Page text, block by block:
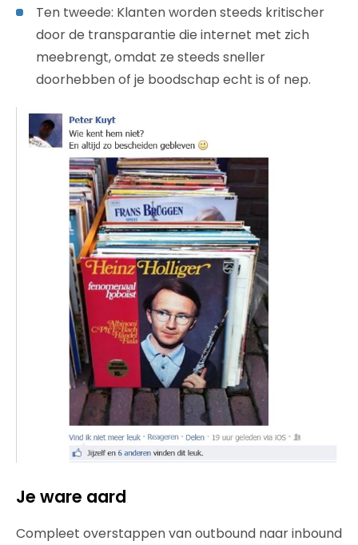
Ten tweede: Klanten worden steeds kritischer
door de transparantie die internet met zich
meebrengt, omdat ze steeds sneller
doorhebben of je boodschap echt is of nep.
Je ware aard
Compleet overstappen van outbound naar inbound